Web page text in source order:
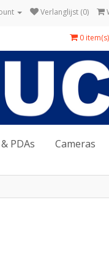
Verlanglijst (0)
0
PDAs Cameras